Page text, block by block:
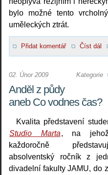
bylo možné tento
uměleckých ztrát.
Přidat komentář Číst dál
Kategorie
02. Únor 2009
Anděl z půdy
aneb Co vodnes čas?
Kvalita představení
Studio Marta, na
každoročně
absolventský ročník z
divadelní fakulty JAMU, do